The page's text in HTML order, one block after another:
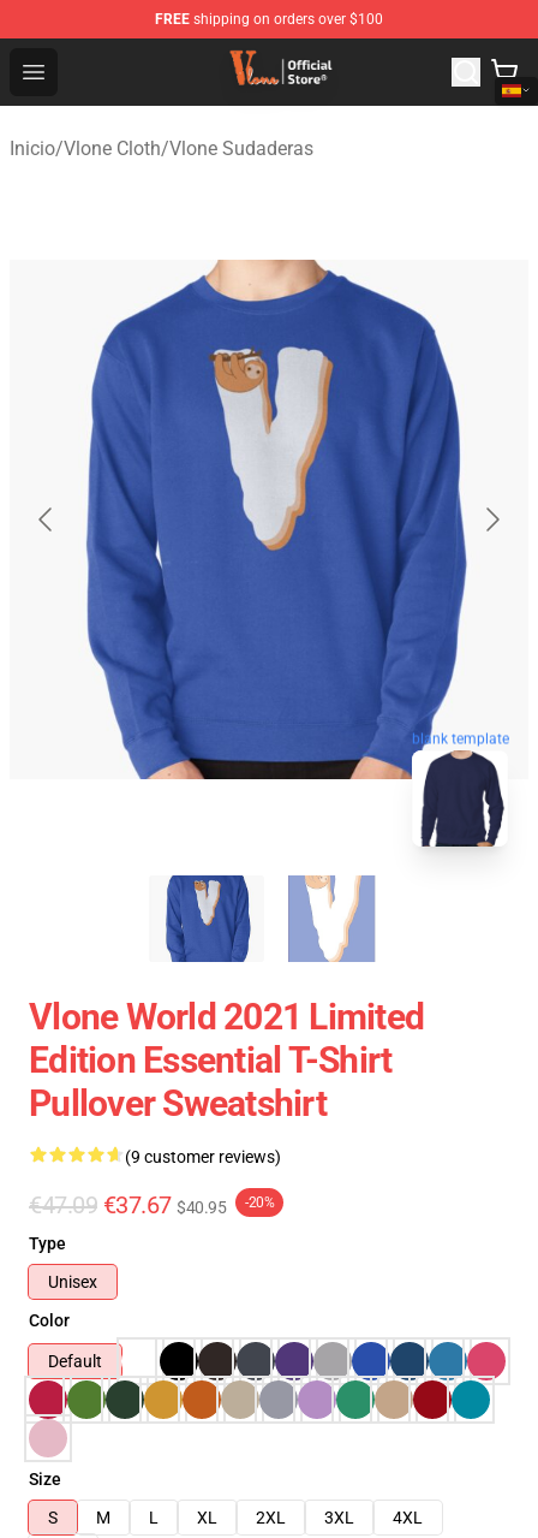
FREE shipping on orders over $100
Open menu
Vlone Shop - Official Vlone Merchandise Store
Inicio/Vlone Cloth/Vlone Sudaderas
blank template
Vlone World 2021 Limited
Edition Essential T-Shirt
Pullover Sweatshirt
(9 customer reviews)
€47.09 €37.67 $40.95 -20%
Type
Unisex
Color
Default
Size
S
M L XL 2XL 3XL
4XL